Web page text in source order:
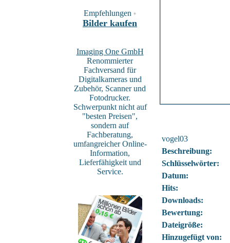
Empfehlungen *
Bilder kaufen
Imaging One GmbH
Renommierter
Fachversand für
Digitalkameras und
Zubehör, Scanner und
Fotodrucker.
Schwerpunkt nicht auf
"besten Preisen",
sondern auf
Fachberatung,
umfangreicher Online-
Information,
Lieferfähigkeit und
Service.
vogel03
Beschreibung:
Schlüsselwörter:
Datum:
Hits:
Downloads:
Bewertung:
Dateigröße:
Hinzugefügt von: